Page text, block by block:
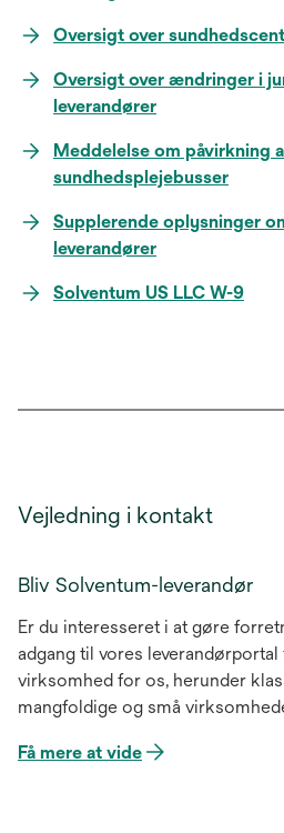
Oversigt over
Oversigt over ændringer i
leverandører
Meddelelse om påvirkning
sundhedsplejebusser
Supplerende oplysninger
leverandører
Solventum US LLC W-9
Vejledning i kontakt
Bliv Solventum-leverandør
Er du interesseret i at gøre
adgang til vores
virksomhed for os, herunder
mangfoldige og små
Få mere at vide
opens